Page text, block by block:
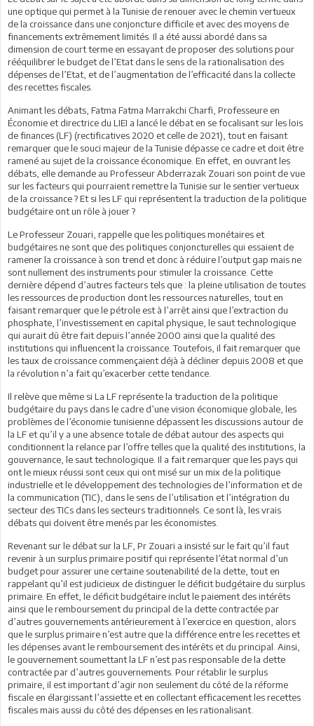
une optique qui permet à la Tunisie de renouer avec le chemin vertueux
de la croissance dans une conjoncture difficile et avec des moyens de
financements extrêmement limités. Il a été aussi abordé dans sa
dimension de court terme en essayant de proposer des solutions pour
rééquilibrer le budget de l’Etat dans le sens de la rationalisation des
dépenses de l’Etat, et de l’augmentation de l’efficacité dans la collecte
des recettes fiscales.
Animant les débats, Fatma Fatma Marrakchi Charfi, Professeure en
Économie et directrice du LIEI a lancé le débat en se focalisant sur les lois
de finances (LF) (rectificatives 2020 et celle de 2021), tout en faisant
remarquer que le souci majeur de la Tunisie dépasse ce cadre et doit être
ramené au sujet de la croissance économique. En effet, en ouvrant les
débats, elle demande au Professeur Abderrazak Zouari son point de vue
sur les facteurs qui pourraient remettre la Tunisie sur le sentier vertueux
de la croissance ? Et si les LF qui représentent la traduction de la politique
budgétaire ont un rôle à jouer ?
Le Professeur Zouari, rappelle que les politiques monétaires et
budgétaires ne sont que des politiques conjoncturelles qui essaient de
ramener la croissance à son trend et donc à réduire l’output gap mais ne
sont nullement des instruments pour stimuler la croissance. Cette
dernière dépend d’autres facteurs tels que : la pleine utilisation de toutes
les ressources de production dont les ressources naturelles, tout en
faisant remarquer que le pétrole est à l’arrêt ainsi que l’extraction du
phosphate, l’investissement en capital physique, le saut technologique
qui aurait dû être fait depuis l’année 2000 ainsi que la qualité des
institutions qui influencent la croissance. Toutefois, il fait remarquer que
les taux de croissance commençaient déjà à décliner depuis 2008 et que
la révolution n’a fait qu’exacerber cette tendance.
Il relève que même si La LF représente la traduction de la politique
budgétaire du pays dans le cadre d’une vision économique globale, les
problèmes de l’économie tunisienne dépassent les discussions autour de
la LF et qu’il y a une absence totale de débat autour des aspects qui
conditionnent la relance par l’offre telles que la qualité des institutions, la
gouvernance, le saut technologique. Il a fait remarquer que les pays qui
ont le mieux réussi sont ceux qui ont misé sur un mix de la politique
industrielle et le développement des technologies de l’information et de
la communication (TIC), dans le sens de l’utilisation et l’intégration du
secteur des TICs dans les secteurs traditionnels. Ce sont là, les vrais
débats qui doivent être menés par les économistes.
Revenant sur le débat sur la LF, Pr Zouari a insisté sur le fait qu’il faut
revenir à un surplus primaire positif qui représente l’état normal d’un
budget pour assurer une certaine soutenabilité de la dette, tout en
rappelant qu’il est judicieux de distinguer le déficit budgétaire du surplus
primaire. En effet, le déficit budgétaire inclut le paiement des intérêts
ainsi que le remboursement du principal de la dette contractée par
d’autres gouvernements antérieurement à l’exercice en question, alors
que le surplus primaire n’est autre que la différence entre les recettes et
les dépenses avant le remboursement des intérêts et du principal. Ainsi,
le gouvernement soumettant la LF n’est pas responsable de la dette
contractée par d’autres gouvernements. Pour rétablir le surplus
primaire, il est important d’agir non seulement du côté de la réforme
fiscale en élargissant l’assiette et en collectant efficacement les recettes
fiscales mais aussi du côté des dépenses en les rationalisant.